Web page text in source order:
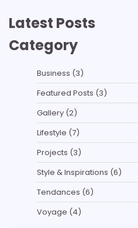
Latest Posts
Category
Business (3)
Featured Posts (3)
Gallery (2)
Lifestyle (7)
Projects (3)
Style & Inspirations (6)
Tendances (6)
Voyage (4)